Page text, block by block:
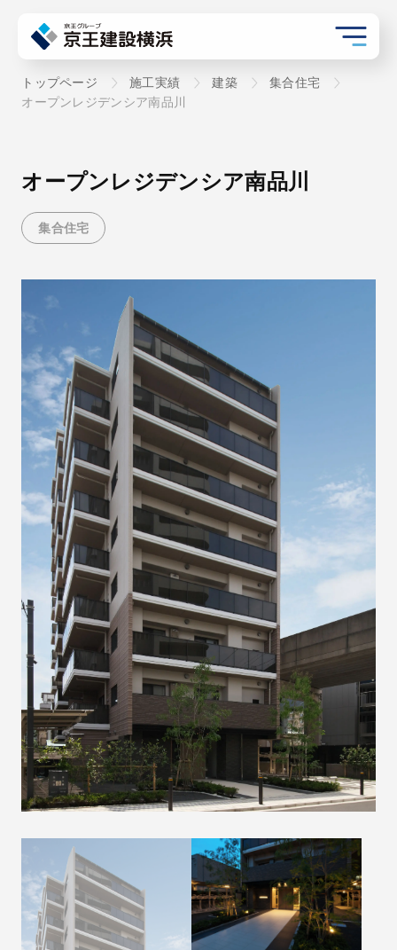
トップページ 施工実績 建築
集合住宅
オープンレジデンシア南品川
オープンレジデンシア南品川
集合住宅